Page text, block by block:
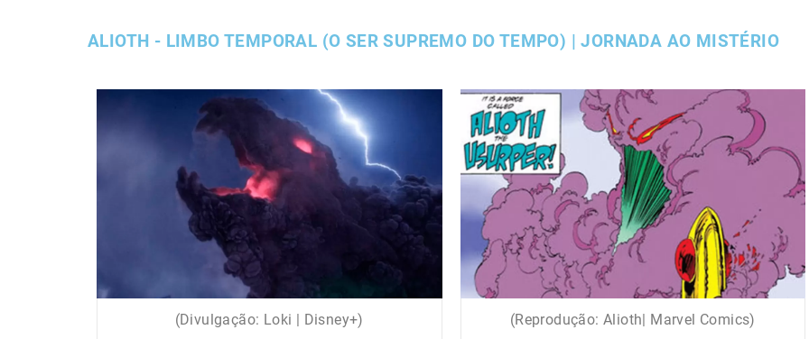
ALIOTH - LIMBO TEMPORAL (O SER SUPREMO DO TEMPO) | JORNADA AO MISTÉRIO
(Divulgação: Loki | Disney+) (Reprodução: Alioth| Marvel Comics)